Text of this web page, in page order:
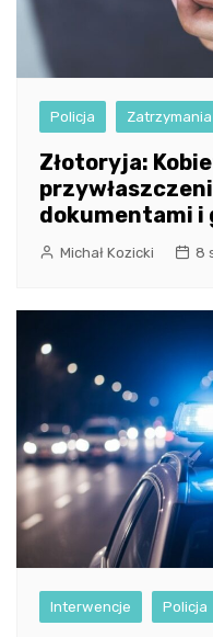
Policja Zatrzymania
Złotoryja:
dokumentami i
Michał Kozicki 8
Interwencje Policja